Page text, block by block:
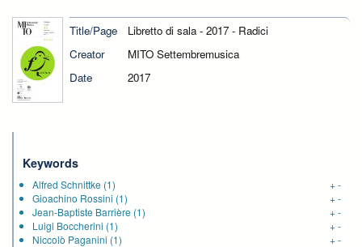
Title/Page
Libretto di sala - 2017 - Radici
Creator
MITO Settembremusica
Date
2017
Keywords
Alfred Schnittke (1) +-
Gioachino Rossini (1) +-
Jean-Baptiste Barrière (1) +-
Luigi Boccherini (1) +-
Niccolò Paganini (1) +-